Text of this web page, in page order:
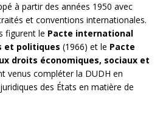
à partir des années 1950 avec
et conventions internationales.
figurent le Pacte international
et politiques (1966) et le Pacte
droits économiques, sociaux et
venus compléter la DUDH en
des États en matière de